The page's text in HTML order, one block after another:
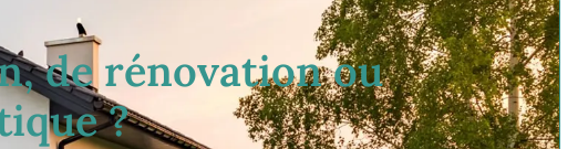
de rénovation ou
?